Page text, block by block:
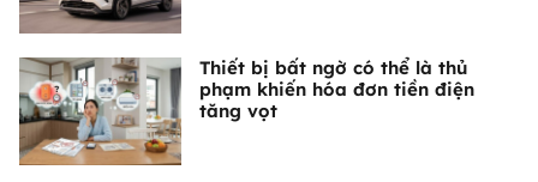
Thiết bị bất ngờ có thể là thủ
phạm khiến hóa đơn tiền điện
tăng vọt